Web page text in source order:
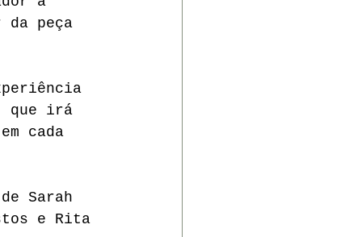
da peça
que irá
cada
Sarah
e Rita